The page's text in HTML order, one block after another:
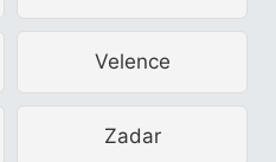
Velence
Zadar